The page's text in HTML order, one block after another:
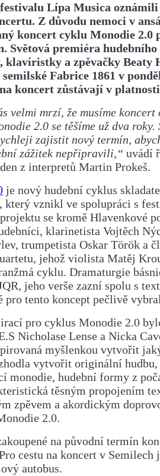
Lípa Musica oznámili
Z důvodu nemoci v
koncert cyklu Monodie 2.0
Světová premiéra
klavíristky a zpěvačky Beaty
Fabrice 1861 v
koncert zůstávají v
velmi mrzí, že musíme
2.0 se těšíme už dva roky.
zajistit nový termín,
zážitek nepřipravili,“ uvádí
z interpretů Martin Prokeš.
je nový hudební cyklus
který vznikl ve spolupráci s
se kromě Hlavenkové
klarinetista Vojtěch
trumpetista Oskar Török a
jehož violista Matěj
cyklu. Dramaturgie
jeho verše zazní spolu s
pro tento koncept pečlivě
pro cyklus Monodie 2.0
Nicholase Lense a Nicka
myšlenkou vytvořit
vytvořit originální
monodie, hudební formy z
těsným propojením
zpěvem a akordickým
2.0.
na původní termín
cestu na koncert v Semilech
autobus.